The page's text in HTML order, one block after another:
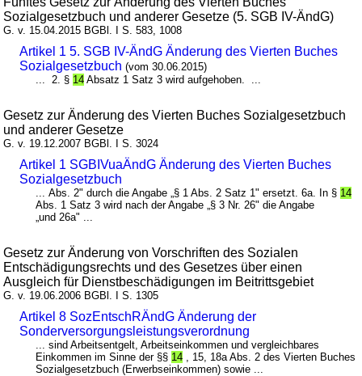
Sozialgesetzbuch und anderer Gesetze (5. SGB IV-ÄndG)
G. v. 15.04.2015 BGBl. I S. 583, 1008
Artikel 1 5. SGB IV-ÄndG Änderung des Vierten Buches
Sozialgesetzbuch (vom 30.06.2015)
... 2. § 14 Absatz 1 Satz 3 wird aufgehoben. ...
Gesetz zur Änderung des Vierten Buches Sozialgesetzbuch
und anderer Gesetze
G. v. 19.12.2007 BGBl. I S. 3024
Artikel 1 SGBIVuaÄndG Änderung des Vierten Buches
Sozialgesetzbuch
... Abs. 2" durch die Angabe „§ 1 Abs. 2 Satz 1" ersetzt. 6a. In § 14
Abs. 1 Satz 3 wird nach der Angabe „§ 3 Nr. 26" die Angabe
„und 26a" ...
Gesetz zur Änderung von Vorschriften des Sozialen
Entschädigungsrechts und des Gesetzes über einen
Ausgleich für Dienstbeschädigungen im Beitrittsgebiet
G. v. 19.06.2006 BGBl. I S. 1305
Artikel 8 SozEntschRÄndG Änderung der
Sonderversorgungsleistungsverordnung
... sind Arbeitsentgelt, Arbeitseinkommen und vergleichbares
Einkommen im Sinne der §§ 14 , 15, 18a Abs. 2 des Vierten Buches
Sozialgesetzbuch (Erwerbseinkommen) sowie ...